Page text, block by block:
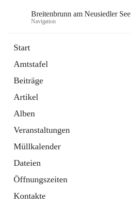
Breitenbrunn am Neusiedler See
Navigation
Start
Amtstafel
Beiträge
Artikel
Alben
Veranstaltungen
Müllkalender
Dateien
Öffnungszeiten
Kontakte
18 Schnellzugriffe
Gemeindeservice